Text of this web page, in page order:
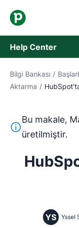
Help Center
Bilgi Bankası
Destek Birimiyle
Bilgi Bankası /
Aktarma /
Bu metin,
Bu makale,
üretilmiştir.
YS Yssel